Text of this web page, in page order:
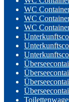
WC
WC
WC